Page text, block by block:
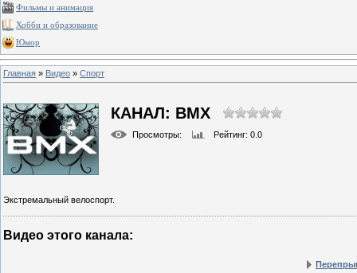
Фильмы и анимация
Хобби и образование
Юмор
Главная » Видео » Спорт
КАНАЛ: BMX
Просмотры: Рейтинг: 0.0
Экстремальный велоспорт.
Видео этого канала: